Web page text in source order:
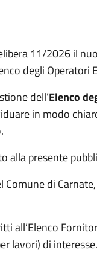
11/2026 il
degli Operatori
dell’Elenco
in modo
alla presente
Comune di
all’Elenco
lavori) di interesse.